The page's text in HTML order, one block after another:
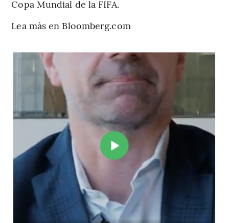
Copa Mundial de la FIFA.
Lea más en Bloomberg.com